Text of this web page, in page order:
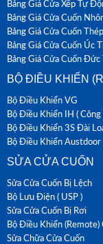
Bảng Giá Cửa Xếp Tự
Bảng Giá Cửa Cuốn
Bảng Giá Cửa Cuốn
Bảng Giá Cửa Cuốn Úc
Bảng Giá Cửa Cuốn
BỘ ĐIỀU KHIỂN
Bộ Điều Khiển VG
Bộ Điều Khiển IH (
Bộ Điều Khiển 3S Đài
Bộ Điều Khiển Austdoor
SỬA CỬA CUỐN
Sửa Cửa Cuốn Bị Lệch
Bộ Lưu Điện ( USP )
Sửa Cửa Cuốn Bị Rơi
Bộ Điều Khiển (Remote)
Sửa Chữa Cửa Cuốn